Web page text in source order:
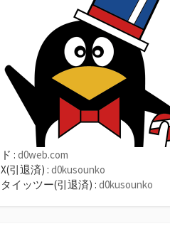
ド : d0web.com
X(引退済) : d0kusounko
タイッツー(引退済) : d0kusounko